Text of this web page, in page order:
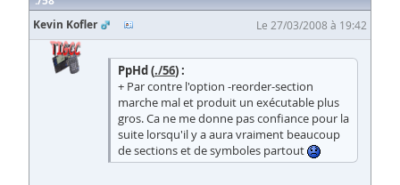
Kevin Kofler
Le 27/03/2008 à 19:42
PpHd (./56) :
+ Par contre l'option -reorder-section
marche mal et produit un exécutable plus
gros. Ca ne me donne pas confiance pour la
suite lorsqu'il y a aura vraiment beaucoup
de sections et de symboles partout